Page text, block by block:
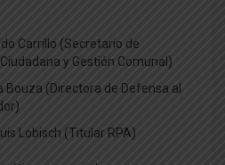
Carrillo (Secretario de
y Gestión Comunal)
Bouza (Directora de Defensa al
Lobisch (Titular RPA)